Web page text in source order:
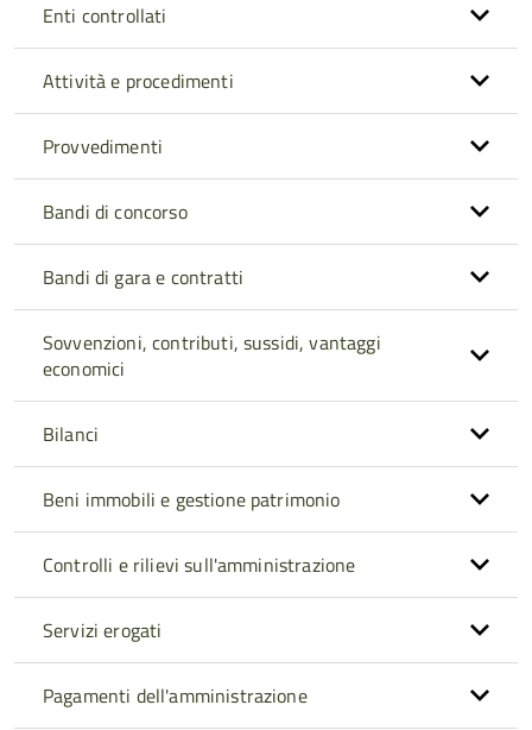
Enti controllati
Attività e procedimenti
Provvedimenti
Bandi di concorso
Bandi di gara e contratti
Sovvenzioni, contributi, sussidi, vantaggi
economici
Bilanci
Beni immobili e gestione patrimonio
Controlli e rilievi sull'amministrazione
Servizi erogati
Pagamenti dell'amministrazione